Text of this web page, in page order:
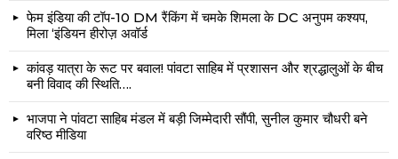
फेम इंडिया की टॉप-10 DM रैंकिंग में चमके शिमला के DC अनुपम कश्यप,
मिला ‘इंडियन हीरोज़ अवॉर्ड
कांवड़ यात्रा के रूट पर बवाल! पांवटा साहिब में प्रशासन और श्रद्धालुओं के बीच
बनी विवाद की स्थिति….
भाजपा ने पांवटा साहिब मंडल में बड़ी जिम्मेदारी सौंपी, सुनील कुमार चौधरी बने
वरिष्ठ मीडिया